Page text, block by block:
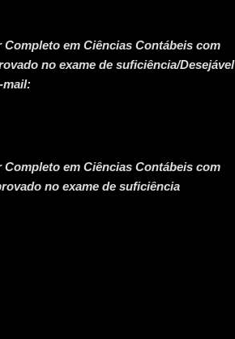
em Ciências Contábeis com
no exame de suficiência/Desejável
mail:
em Ciências Contábeis com
no exame de suficiência